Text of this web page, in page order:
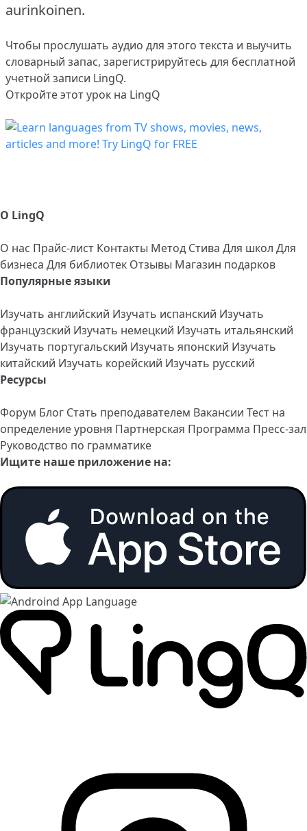
aurinkoinen.
Чтобы прослушать аудио для этого текста и выучить
словарный запас, зарегистрируйтесь для бесплатной
учетной записи LingQ.
Откройте этот урок на LingQ
О LingQ
О нас Прайс-лист Контакты Метод Стива Для школ Для
бизнеса Для библиотек Отзывы Магазин подарков
Популярные языки
Изучать английский Изучать испанский Изучать
французский Изучать немецкий Изучать итальянский
Изучать португальский Изучать японский Изучать
китайский Изучать корейский Изучать русский
Ресурсы
Форум Блог Стать преподавателем Вакансии Тест на
определение уровня Партнерская Программа Пресс-зал
Руководство по грамматике
Ищите наше приложение на: